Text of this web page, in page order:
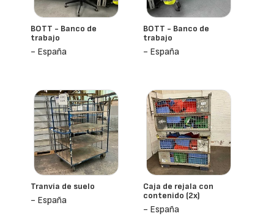
BOTT - Banco de
trabajo
- España
BOTT - Banco de
trabajo
- España
Tranvía de suelo
- España
Caja de rejala con
contenido (2x)
- España